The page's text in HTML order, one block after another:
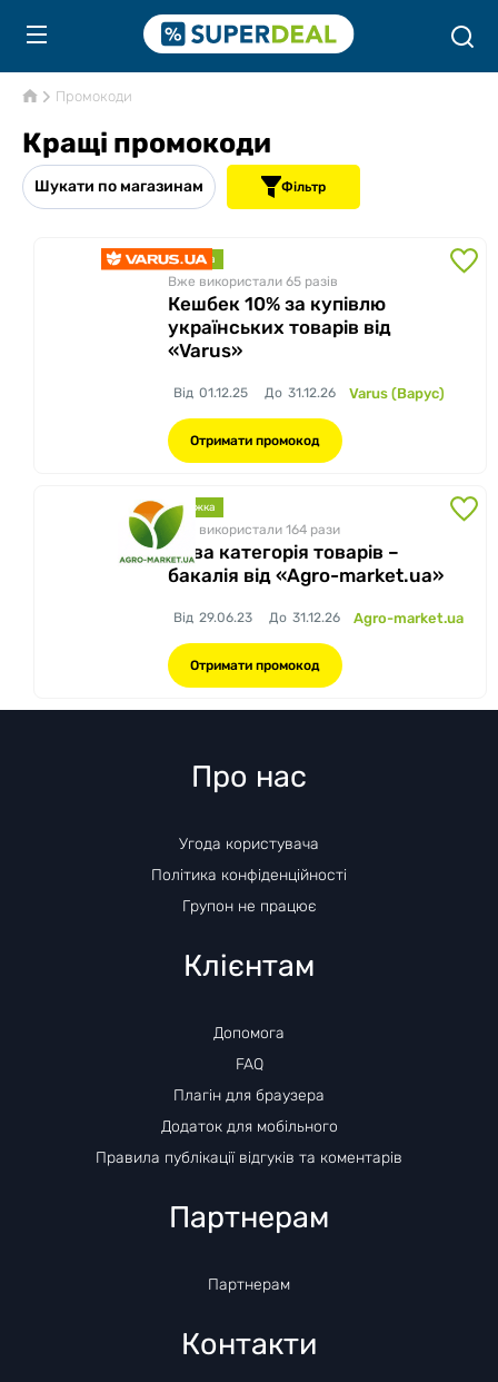
Промокоди
Кращі промокоди
Шукати по магазинам Фільтр
знижка
Вже використали 65 разів
Кешбек 10% за купівлю
українських товарів від
«Varus»
Від 01.12.25 До 31.12.26 Varus (Варус)
Отримати промокод
знижка
Вже використали 164 рази
Нова категорія товарів –
бакалія від «Agro-market.ua»
Від 29.06.23 До 31.12.26 Agro-market.ua
Отримати промокод
Про нас
Угода користувача
Політика конфіденційності
Групон не працює
Клієнтам
Допомога
FAQ
Плагін для браузера
Додаток для мобільного
Правила публікації відгуків та коментарів
Партнерам
Партнерам
Контакти